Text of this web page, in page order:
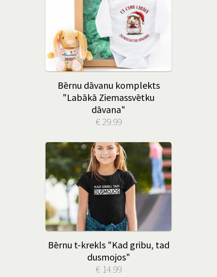
Bērnu dāvanu komplekts
"Labākā Ziemassvētku
dāvana"
€ 29.99
Bērnu t-krekls "Kad gribu, tad
dusmojos"
€ 14.99